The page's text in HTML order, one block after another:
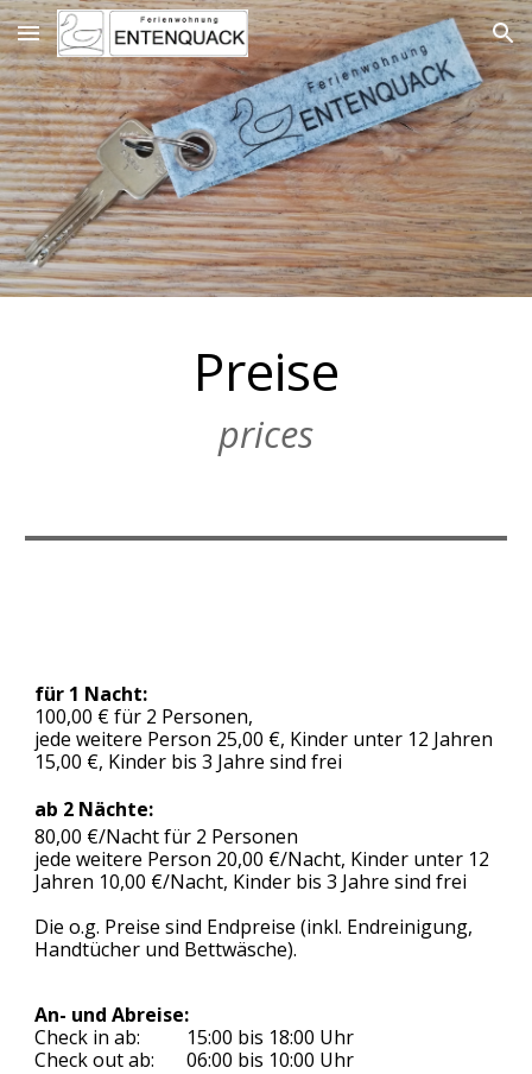
Skip to main content Skip to navigation
Preise
prices
für 1 Nacht:
100,00 € für 2 Personen,
jede weitere Person 25,00 €, Kinder unter 12 Jahren
15,00 €, Kinder bis 3 Jahre sind frei
ab 2 Nächte:
80,00 €/Nacht für 2 Personen
jede weitere Person 20,00 €/Nacht, Kinder unter 12
Jahren 10,00 €/Nacht, Kinder bis 3 Jahre sind frei
Die o.g. Preise sind Endpreise (inkl. Endreinigung,
Handtücher und Bettwäsche).
An- und Abreise:
Check in ab:
15:00 bis 18:00 Uhr
Checkoutab: 06:00 bis 10:00 Uhr